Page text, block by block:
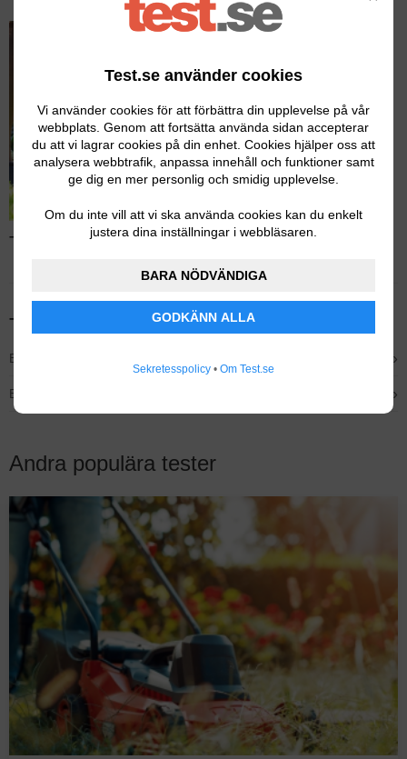
Test.se använder cookies
Vi använder cookies för att förbättra din upplevelse på vår
webbplats. Genom att fortsätta använda sidan accepterar
du att vi lagrar cookies på din enhet. Cookies hjälper oss att
analysera webbtrafik, anpassa innehåll och funktioner samt
ge dig en mer personlig och smidig upplevelse.
Om du inte vill att vi ska använda cookies kan du enkelt
justera dina inställningar i webbläsaren.
BARA NÖDVÄNDIGA
GODKÄNN ALLA
Sekretesspolicy • Om Test.se
Test av grästrimmers – Läs hela testet
Tidigare testvinnare
Bäst i test – Husqvarna 215iL Batteritrimmer ›
Bästa eldrivna – Ryobi RLT3525 ›
Andra populära tester